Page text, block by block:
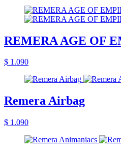
REMERA AGE OF
$ 1.090
Remera Airbag
$ 1.090